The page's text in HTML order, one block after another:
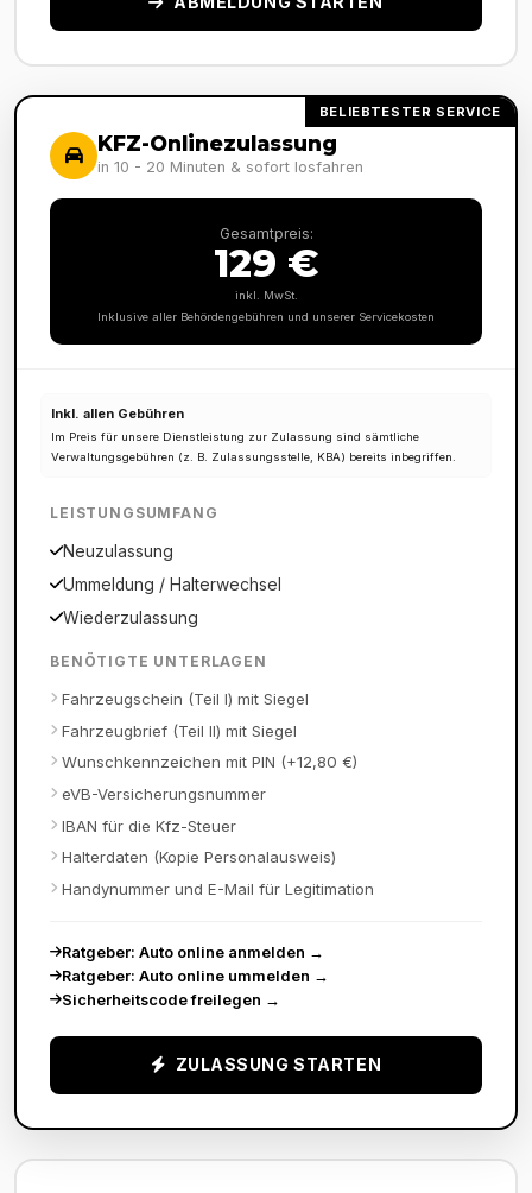
BELIEBTESTER SERVICE
KFZ-Onlinezulassung
in 10 - 20 Minuten & sofort losfahren
Gesamtpreis:
129 €
inkl. MwSt.
Inklusive aller Behördengebühren und unserer Servicekosten
Inkl. allen Gebühren
Im Preis für unsere Dienstleistung zur Zulassung sind sämtliche
Verwaltungsgebühren (z. B. Zulassungsstelle, KBA) bereits inbegriffen.
LEISTUNGSUMFANG
Neuzulassung
Ummeldung / Halterwechsel
Wiederzulassung
BENÖTIGTE UNTERLAGEN
Fahrzeugschein (Teil I) mit Siegel
Fahrzeugbrief (Teil II) mit Siegel
Wunschkennzeichen mit PIN (+12,80 €)
eVB-Versicherungsnummer
IBAN für die Kfz-Steuer
Halterdaten (Kopie Personalausweis)
Handynummer und E-Mail für Legitimation
Ratgeber: Auto online anmelden →
Ratgeber: Auto online ummelden →
Sicherheitscode freilegen →
ZULASSUNG STARTEN